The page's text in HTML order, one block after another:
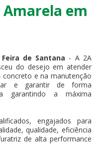
Amarela em
de Santana - A 2A
do desejo em atender
e na manutenção
e garantir de forma
garantindo a máxima
engajados para
qualidade, eficiência
de alta performance